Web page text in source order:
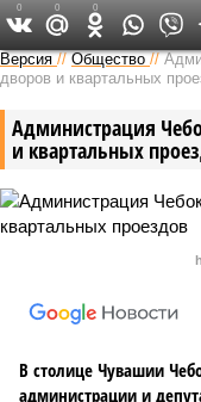
Версия //Общество //
дворов и квартальных
Администрация
и квартальных
В столице Чувашии
администрации и
0 0 0